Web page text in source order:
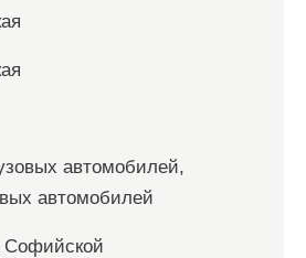
автомобилей,
автомобилей
Софийской